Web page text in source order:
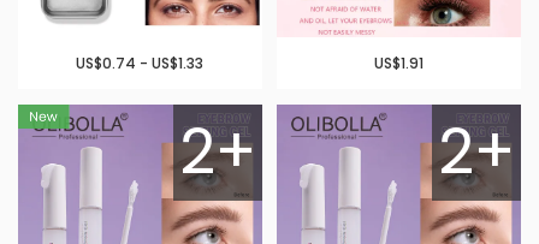
US$0.74 - US$1.33 US$1.91
2+ 2+